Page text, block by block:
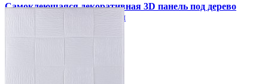
Самоклеющаяся декоративная 3D панель под дерево
молочный дуб 700x700x5мм
160 грн.